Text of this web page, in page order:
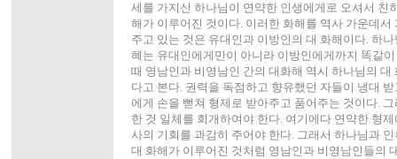
세를 가지신 하나님이 연약한 인생에게로 오셔서 친
해가 이루어진 것이다. 이러한 화해를 역사 가운데서
주고 있는 것은 유대인과 이방인의 대 화해이다. 하
혜는 유대인에게만이 아니라 이방인에게까지 똑같
때 영남인과 비영남인 간의 대화해 역시 하나님의
다고 본다. 권력을 독점하고 향유했던 자들이 냉대
에게 손을 뻗쳐 형제로 받아주고 품어주는 것이다.
한 것 일체를 회개하여야 한다. 여기에다 연약한 형
사의 기회를 과감히 주어야 한다. 그래서 하나님과
대 화해가 이루어진 것처럼 영남인과 비영남인들의